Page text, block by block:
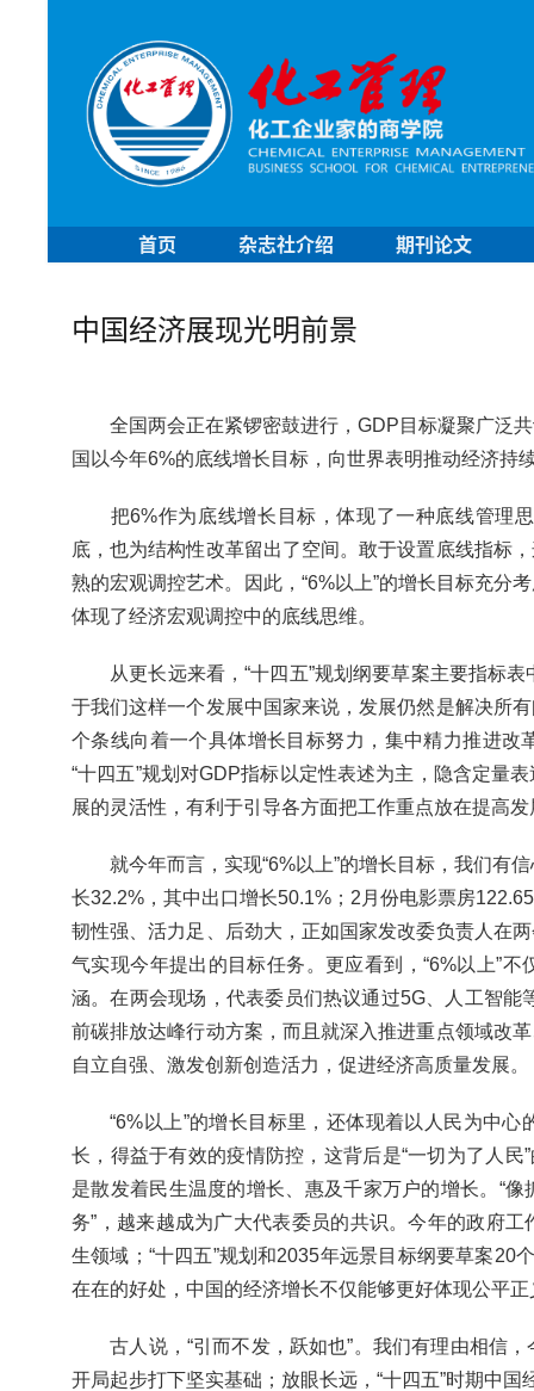
首页 杂志社介绍 期刊论文
中国经济展现光明前景
全国两会正在紧锣密鼓进行，GDP目标凝聚广泛
国以今年6%的底线增长目标，向世界表明推动经济持
把6%作为底线增长目标，体现了一种底线管理
底，也为结构性改革留出了空间。敢于设置底线指标
熟的宏观调控艺术。因此，“6%以上”的增长目标充分
体现了经济宏观调控中的底线思维。
从更长远来看，“十四五”规划纲要草案主要指标
于我们这样一个发展中国家来说，发展仍然是解决所
个条线向着一个具体增长目标努力，集中精力推进
“十四五”规划对GDP指标以定性表述为主，隐含定量
展的灵活性，有利于引导各方面把工作重点放在提高
就今年而言，实现“6%以上”的增长目标，我们
长32.2%，其中出口增长50.1%；2月份电影票房
韧性强、活力足、后劲大，正如国家发改委负责人在
气实现今年提出的目标任务。更应看到，“6%以上”
涵。在两会现场，代表委员们热议通过5G、人工智
前碳排放达峰行动方案，而且就深入推进重点领域改
自立自强、激发创新创造活力，促进经济高质量发展。
“6%以上”的增长目标里，还体现着以人民为中
长，得益于有效的疫情防控，这背后是“一切为了人民
是散发着民生温度的增长、惠及千家万户的增长。“
务”，越来越成为广大代表委员的共识。今年的政府
生领域；“十四五”规划和2035年远景目标纲要草案
在在的好处，中国的经济增长不仅能够更好体现公平
古人说，“引而不发，跃如也”。我们有理由相信
开局起步打下坚实基础；放眼长远，“十四五”时期中